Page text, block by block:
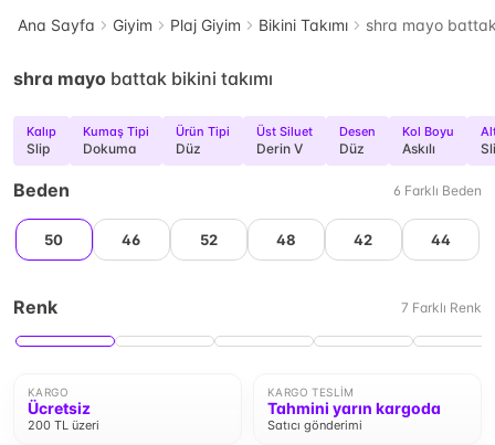
Ana Sayfa Giyim Plaj Giyim Bikini Takımı shra mayo battak
shra mayo battak bikini takımı
Kalıp
Slip
Kumaş Tipi
Dokuma
Ürün Tipi
Düz
Üst Siluet
Derin V
Desen
Düz
Kol Boyu
Askılı
Beden 6 Farklı Beden
50 46 52 48 42 44
Renk 7 Farklı Renk
KARGO
Ücretsiz
200 TL üzeri
KARGO TESLIM
Tahmini yarın kargoda
Satıcı gönderimi